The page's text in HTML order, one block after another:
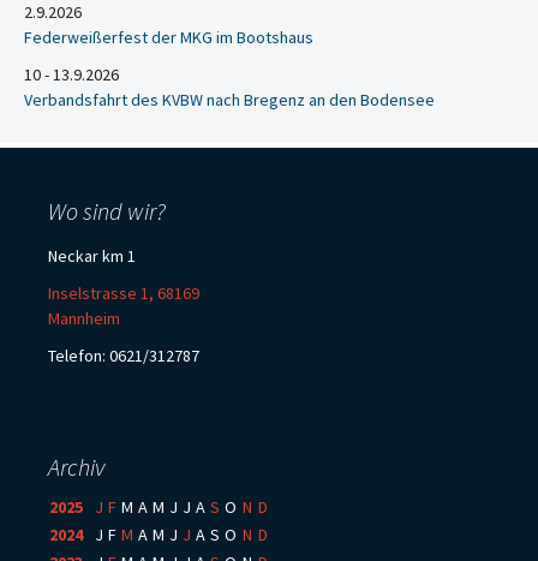
2.9.2026
Federweißerfest der MKG im Bootshaus
10 - 13.9.2026
Verbandsfahrt des KVBW nach Bregenz an den Bodensee
Wo sind wir?
Neckar km 1
Inselstrasse 1, 68169
Mannheim
Telefon: 0621/312787
Archiv
2025 J F M A M J J A S O N D
2024: J F M A M J J A S O N D